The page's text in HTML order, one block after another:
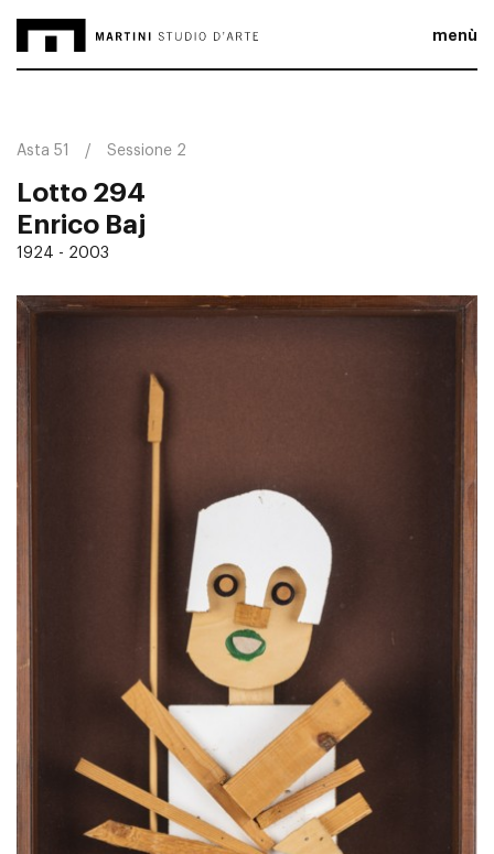
menù
Asta 51 Sessione 2
Lotto 294
Enrico Baj
1924 - 2003